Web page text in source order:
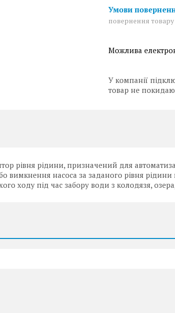
повернення
У компанії
товар не
рівня рідини, призначений для
вимкнення насоса за заданого рівня рідини
ходу під час забору води з колодязя,